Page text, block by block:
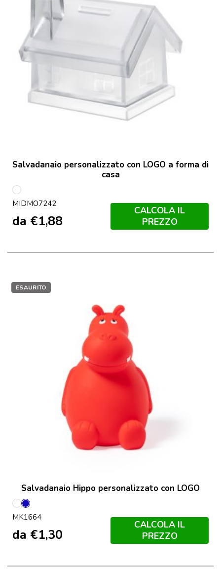
Salvadanaio personalizzato con LOGO a forma di
casa
Trasparente
MIDMO7242
da €1,88
CALCOLA IL
PREZZO
ESAURITO
Salvadanaio Hippo personalizzato con LOGO
Bianco
Blu
MK1664
da €1,30
CALCOLA IL
PREZZO